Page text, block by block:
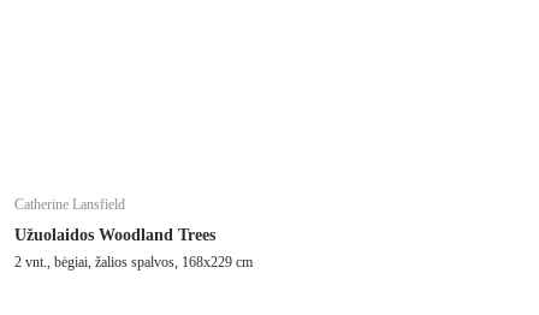
Catherine Lansfield
Užuolaidos Woodland Trees
2 vnt., bėgiai, žalios spalvos, 168x229 cm